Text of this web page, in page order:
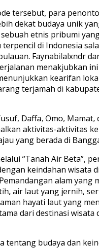
tersebut, para
dekat budaya unik
etnis pribumi
di Indonesia
Faynabilalxndr
menakjubkan
kearifan
terjamah di
Daffa, Omo,
aktivitas-aktivitas
yang berada di
“Tanah Air Beta”,
keindahan wisata
alam yang
air laut yang jernih,
hayati laut yang
dari destinasi wisata
tentang budaya dan